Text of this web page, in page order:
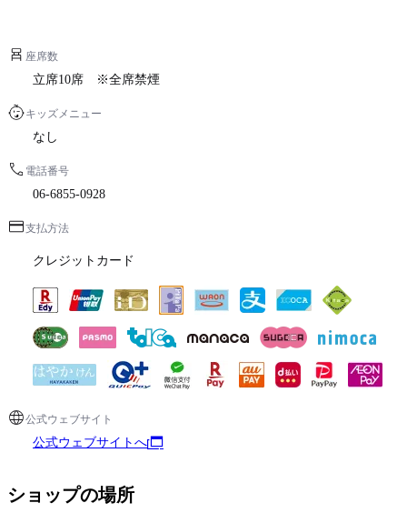
座席数
立席10席 ※全席禁煙
キッズメニュー
なし
電話番号
06-6855-0928
支払方法
クレジットカード
公式ウェブサイト
公式ウェブサイトへ
ショップの場所